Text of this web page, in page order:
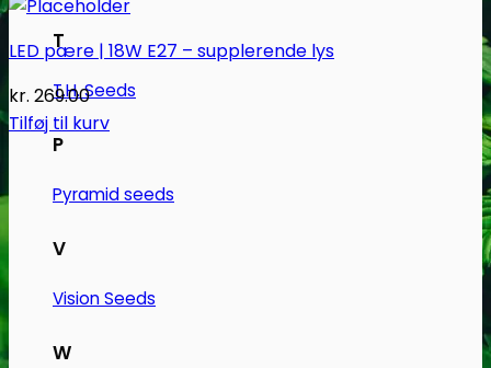
T
T.H. Seeds
P
Pyramid seeds
V
Vision Seeds
W
LED pære | 18W E27 – supplerende lys
kr. 269.00
Tilføj til kurv